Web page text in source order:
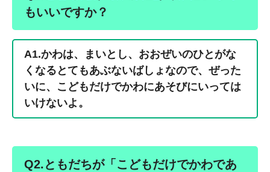
もいいですか？
A1.かわは、まいとし、おおぜいのひとがな
くなるとてもあぶないばしょなので、ぜった
いに、こどもだけでかわにあそびにいっては
いけないよ。
Q2.ともだちが「こどもだけでかわであ